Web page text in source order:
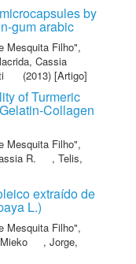
by
gum arabic
Mesquita Filho",
Cassia
(2013) [Artigo]
of Turmeric
Collagen
Mesquita Filho",
R. , Telis,
extraído de
L.)
Mesquita Filho",
, Jorge,